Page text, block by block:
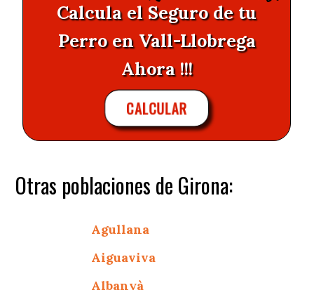
Calcula el Seguro de tu
Perro en Vall-Llobrega
Ahora !!!
CALCULAR
Otras poblaciones de Girona:
Agullana
Aiguaviva
Albanyà